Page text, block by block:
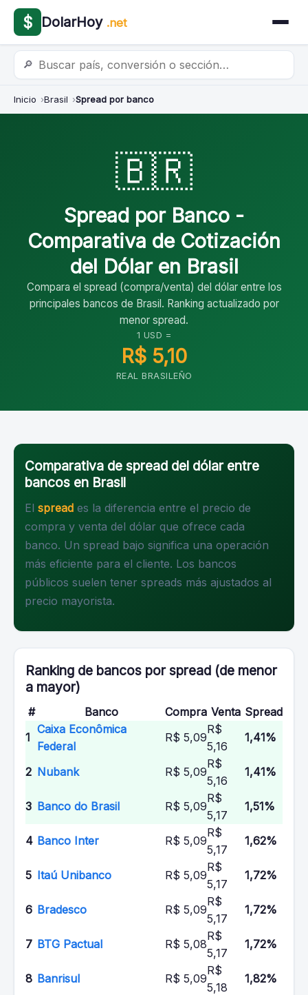
$ DolarHoy .net
🔎
Inicio Brasil Spread por banco
🇧🇷
Spread por Banco -
Comparativa de Cotización
del Dólar en Brasil
Compara el spread (compra/venta) del dólar entre los
principales bancos de Brasil. Ranking actualizado por
menor spread.
1 USD =
R$ 5,10
REAL BRASILEÑO
Comparativa de spread del dólar entre
bancos en Brasil
El spread es la diferencia entre el precio de
compra y venta del dólar que ofrece cada
banco. Un spread bajo significa una operación
más eficiente para el cliente. Los bancos
públicos suelen tener spreads más ajustados al
precio mayorista.
Ranking de bancos por spread (de menor
a mayor)
# Banco Compra Venta Spread
1
Caixa Econômica
Federal
R$ 5,09
R$
5,16
1,41%
2 Nubank R$ 5,09
R$
5,16
1,41%
3 Banco do Brasil R$ 5,09
R$
5,17
1,51%
4 Banco Inter R$ 5,09
R$
5,17
1,62%
5 Itaú Unibanco R$ 5,09
R$
5,17
1,72%
6 Bradesco R$ 5,09
R$
5,17
1,72%
7 BTG Pactual R$ 5,08
R$
5,17
1,72%
8 Banrisul R$ 5,09
R$
5,18
1,82%